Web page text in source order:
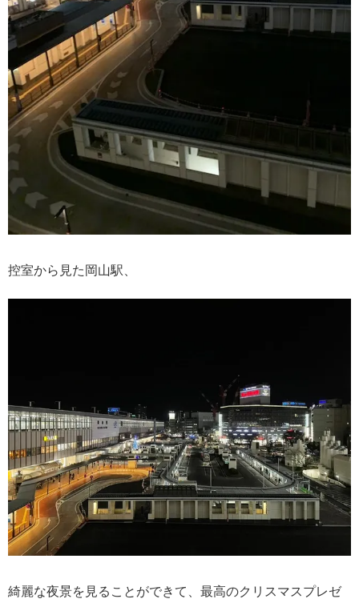
控室から見た岡山駅、
綺麗な夜景を見ることができて、最高のクリスマスプレゼ